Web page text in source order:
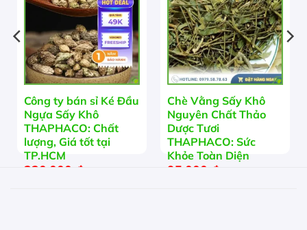
Công ty bán sỉ Ké Đầu
Ngựa Sấy Khô
THAPHACO: Chất
lượng, Giá tốt tại
TP.HCM
230.000 ₫
Chè Vằng Sấy Khô
Nguyên Chất Thảo
Dược Tươi
THAPHACO: Sức
Khỏe Toàn Diện
95.000 ₫